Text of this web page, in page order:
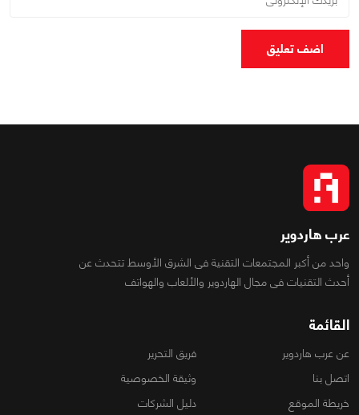
اضف تعليق
عرب هاردوير
واحد من أكبر المجتمعات التقنية فى الشرق الأوسط تتحدث عن
أحدث التقنيات فى مجال الهاردوير والألعاب والهواتف
القائمة
عن عرب هاردوير
فريق التحرير
اتصل بنا
وثيقة الخصوصية
خريطة الموقع
دليل الشركات